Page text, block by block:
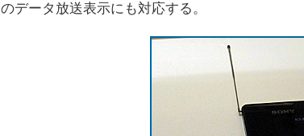
のデータ放送表示にも対応する。